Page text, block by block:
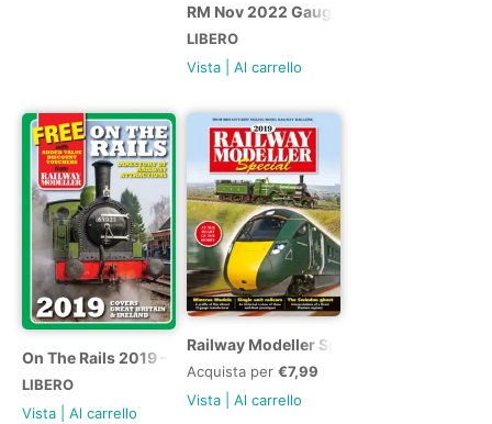
RM Nov 2022 Gauge Booklet
LIBERO
Vista
Al carrello
On The Rails 2019 – booklet free with RM June 2019
LIBERO
Vista
Al carrello
Railway Modeller Special 2019
Acquista per €7,99
Vista
Al carrello